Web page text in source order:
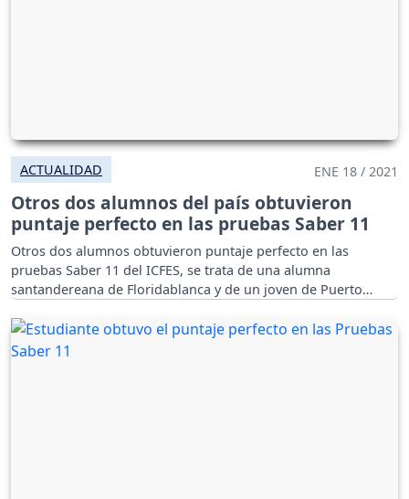
ACTUALIDAD ENE 18 / 2021
Otros dos alumnos del país obtuvieron
puntaje perfecto en las pruebas Saber 11
Otros dos alumnos obtuvieron puntaje perfecto en las
pruebas Saber 11 del ICFES, se trata de una alumna
santandereana de Floridablanca y de un joven de Puerto